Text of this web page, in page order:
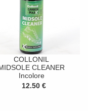
COLLONIL
CLEANER
Incolore
12.50 €